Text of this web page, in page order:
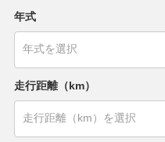
年式
走行距離（km）